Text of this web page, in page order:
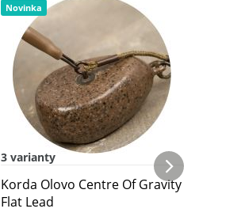
Novinka
3 varianty
Korda Olovo Centre Of Gravity
Flat Lead